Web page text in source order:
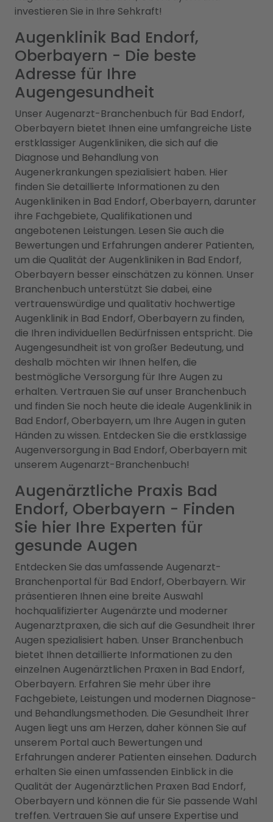
investieren Sie in Ihre Sehkraft!
Augenklinik Bad Endorf,
Oberbayern - Die beste
Adresse für Ihre
Augengesundheit
Unser Augenarzt-Branchenbuch für Bad Endorf,
Oberbayern bietet Ihnen eine umfangreiche Liste
erstklassiger Augenkliniken, die sich auf die
Diagnose und Behandlung von
Augenerkrankungen spezialisiert haben. Hier
finden Sie detaillierte Informationen zu den
Augenkliniken in Bad Endorf, Oberbayern, darunter
ihre Fachgebiete, Qualifikationen und
angebotenen Leistungen. Lesen Sie auch die
Bewertungen und Erfahrungen anderer Patienten,
um die Qualität der Augenkliniken in Bad Endorf,
Oberbayern besser einschätzen zu können. Unser
Branchenbuch unterstützt Sie dabei, eine
vertrauenswürdige und qualitativ hochwertige
Augenklinik in Bad Endorf, Oberbayern zu finden,
die Ihren individuellen Bedürfnissen entspricht. Die
Augengesundheit ist von großer Bedeutung, und
deshalb möchten wir Ihnen helfen, die
bestmögliche Versorgung für Ihre Augen zu
erhalten. Vertrauen Sie auf unser Branchenbuch
und finden Sie noch heute die ideale Augenklinik in
Bad Endorf, Oberbayern, um Ihre Augen in guten
Händen zu wissen. Entdecken Sie die erstklassige
Augenversorgung in Bad Endorf, Oberbayern mit
unserem Augenarzt-Branchenbuch!
Augenärztliche Praxis Bad
Endorf, Oberbayern - Finden
Sie hier Ihre Experten für
gesunde Augen
Entdecken Sie das umfassende Augenarzt-
Branchenportal für Bad Endorf, Oberbayern. Wir
präsentieren Ihnen eine breite Auswahl
hochqualifizierter Augenärzte und moderner
Augenarztpraxen, die sich auf die Gesundheit Ihrer
Augen spezialisiert haben. Unser Branchenbuch
bietet Ihnen detaillierte Informationen zu den
einzelnen Augenärztlichen Praxen in Bad Endorf,
Oberbayern. Erfahren Sie mehr über ihre
Fachgebiete, Leistungen und modernen Diagnose-
und Behandlungsmethoden. Die Gesundheit Ihrer
Augen liegt uns am Herzen, daher können Sie auf
unserem Portal auch Bewertungen und
Erfahrungen anderer Patienten einsehen. Dadurch
erhalten Sie einen umfassenden Einblick in die
Qualität der Augenärztlichen Praxen Bad Endorf,
Oberbayern und können die für Sie passende Wahl
treffen. Vertrauen Sie auf unsere Expertise und